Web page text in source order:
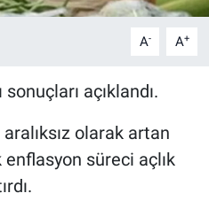
A- A+
sonuçları açıklandı.
aralıksız olarak artan
enflasyon süreci açlık